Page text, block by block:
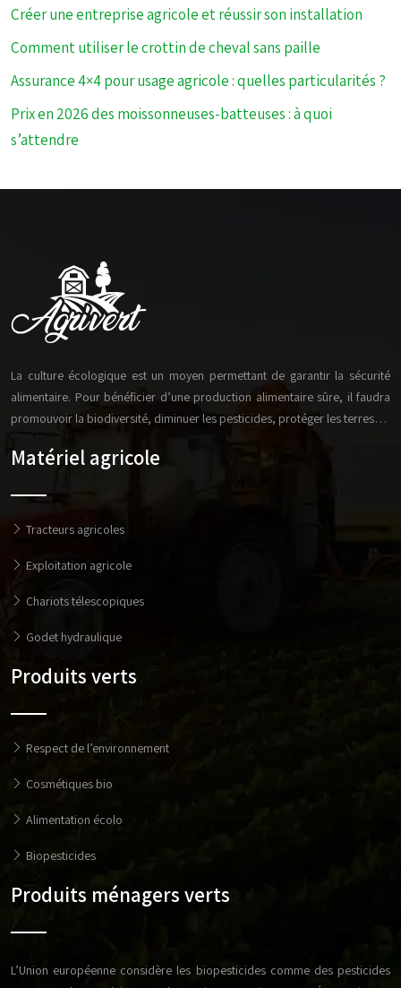
Créer une entreprise agricole et réussir son installation
Comment utiliser le crottin de cheval sans paille
Assurance 4×4 pour usage agricole : quelles particularités ?
Prix en 2026 des moissonneuses-batteuses : à quoi
s’attendre
La culture écologique est un moyen permettant de garantir la sécurité
alimentaire. Pour bénéficier d’une production alimentaire sûre, il faudra
promouvoir la biodiversité, diminuer les pesticides, protéger les terres…
Matériel agricole
Tracteurs agricoles
Exploitation agricole
Chariots télescopiques
Godet hydraulique
Produits verts
Respect de l’environnement
Cosmétiques bio
Alimentation écolo
Biopesticides
Produits ménagers verts
L’Union européenne considère les biopesticides comme des pesticides